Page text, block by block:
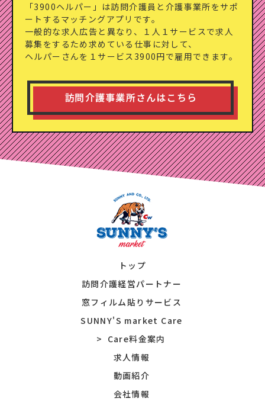
「3900ヘルパー」は訪問介護員と介護事業所をサポ
ートするマッチングアプリです。
一般的な求人広告と異なり、１人１サービスで求人
募集をするため求めている仕事に対して、
ヘルパーさんを１サービス3900円で雇用できます。
トップ
訪問介護経営パートナー
窓フィルム貼りサービス
SUNNY'S market Care
Care料金案内
求人情報
動画紹介
会社情報